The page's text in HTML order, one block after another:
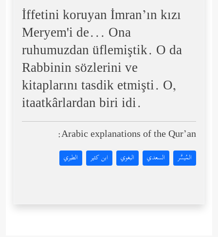
İffetini koruyan İmran’ın kızı
Meryem'i de... Ona
ruhumuzdan üflemiştik. O da
Rabbinin sözlerini ve
kitaplarını tasdik etmişti. O,
itaatkârlardan biri idi.
Arabic explanations of the Qur’an:
المُيسَّر السعدي البغوي ابن كثير الطبري